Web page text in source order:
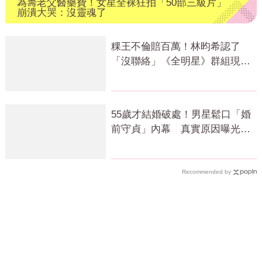
為籌老父醫藥費！女星全裸狂拍「50部三級片」
崩潰大哭：沒靈魂了
粿王不倫賠百萬！林昀希認了
「沒聯絡」《全明星》群組現況
55歲才結婚破處！男星鬆口「婚
前守貞」內幕 真實原因曝光全
Recommended by